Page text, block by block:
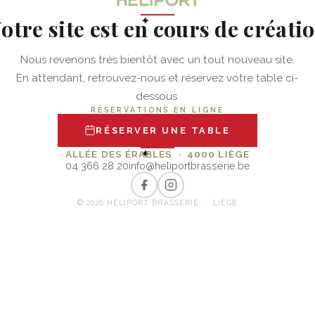
✦
site est en cours de
Nous revenons très bientôt avec un tout nouveau site.
En attendant, retrouvez-nous et réservez votre table ci-
dessous.
RÉSERVATIONS EN LIGNE
RÉSERVER UNE TABLE
✦
ALLÉE DES ÉRABLES · 4000 LIÈGE
04 366 28 20info@heliportbrasserie.be
© 2026 HÉLIPORT BRASSERIE · LIÈGE